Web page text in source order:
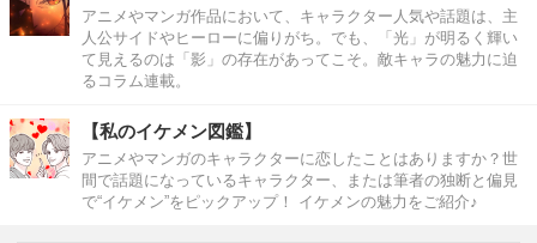
アニメやマンガ作品において、キャラクター人気や話題は、主
人公サイドやヒーローに偏りがち。でも、「光」が明るく輝い
て見えるのは「影」の存在があってこそ。敵キャラの魅力に迫
るコラム連載。
【私のイケメン図鑑】
アニメやマンガのキャラクターに恋したことはありますか？世
間で話題になっているキャラクター、または筆者の独断と偏見
で“イケメン”をピックアップ！ イケメンの魅力をご紹介♪